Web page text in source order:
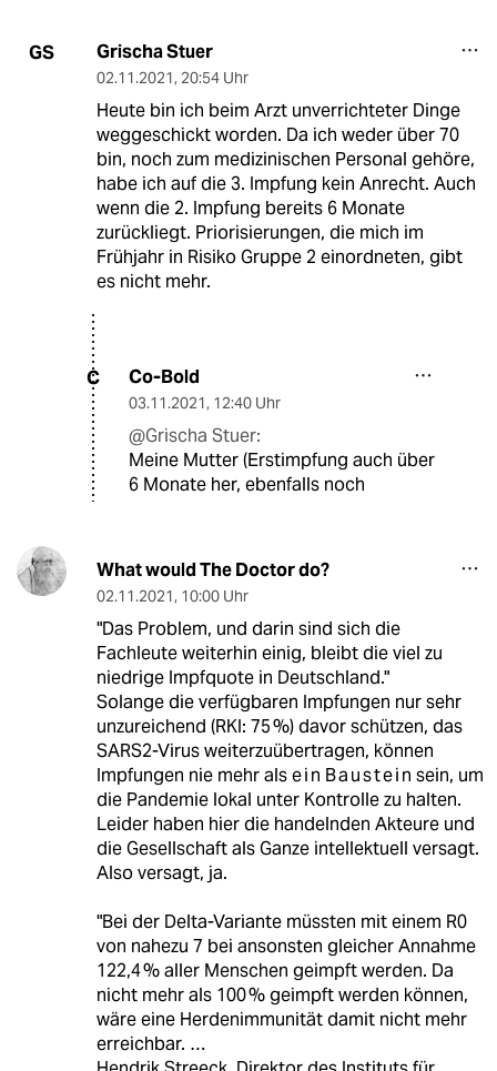
GS Grischa Stuer
02.11.2021, 20:54 Uhr
Heute bin ich beim Arzt unverrichteter Dinge
weggeschickt worden. Da ich weder über 70
bin, noch zum medizinischen Personal gehöre,
habe ich auf die 3. Impfung kein Anrecht. Auch
wenn die 2. Impfung bereits 6 Monate
zurückliegt. Priorisierungen, die mich im
Frühjahr in Risiko Gruppe 2 einordneten, gibt
es nicht mehr.
C Co-Bold
03.11.2021, 12:40 Uhr
@Grischa Stuer:
Meine Mutter (Erstimpfung auch über
6 Monate her, ebenfalls noch
What would The Doctor do?
02.11.2021, 10:00 Uhr
"Das Problem, und darin sind sich die
Fachleute weiterhin einig, bleibt die viel zu
niedrige Impfquote in Deutschland."
Solange die verfügbaren Impfungen nur sehr
unzureichend (RKI: 75 %) davor schützen, das
SARS2-Virus weiterzuübertragen, können
Impfungen nie mehr als e i n B a u s t e i n sein, um
die Pandemie lokal unter Kontrolle zu halten.
Leider haben hier die handelnden Akteure und
die Gesellschaft als Ganze intellektuell versagt.
Also versagt, ja.
"Bei der Delta-Variante müssten mit einem R0
von nahezu 7 bei ansonsten gleicher Annahme
122,4 % aller Menschen geimpft werden. Da
nicht mehr als 100 % geimpft werden können,
wäre eine Herdenimmunität damit nicht mehr
erreichbar. …